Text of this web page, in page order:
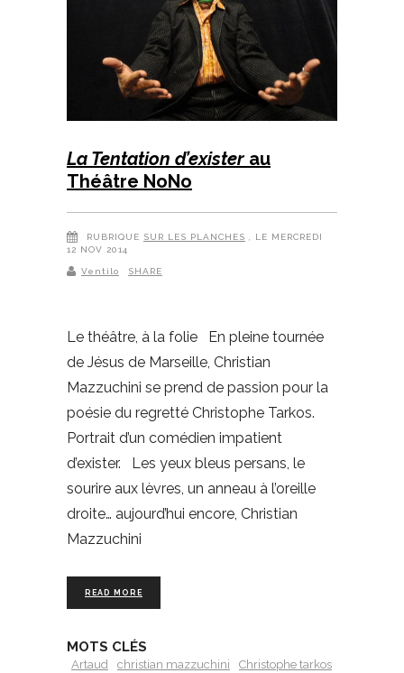
La Tentation d’exister au
Théâtre NoNo
RUBRIQUE SUR LES PLANCHES
, LE MERCREDI
12 NOV 2014
Ventilo SHARE
Le théâtre, à la folie En pleine tournée
de Jésus de Marseille, Christian
Mazzuchini se prend de passion pour la
poésie du regretté Christophe Tarkos.
Portrait d’un comédien impatient
d’exister. Les yeux bleus persans, le
sourire aux lèvres, un anneau à l’oreille
droite… aujourd’hui encore, Christian
Mazzuchini
READ MORE
MOTS CLÉS
Artaud christian mazzuchini
Christophe tarkos